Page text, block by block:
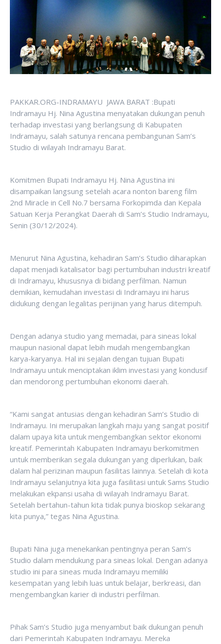
PAKKAR.ORG-INDRAMAYU JAWA BARAT :Bupati
Indramayu Hj. Nina Agustina menyatakan dukungan penuh
terhadap investasi yang berlangsung di Kabupaten
Indramayu, salah satunya rencana pembangunan Sam’s
Studio di wilayah Indramayu Barat.
Komitmen Bupati Indramayu Hj. Nina Agustina ini
disampaikan langsung setelah acara nonton bareng film
2nd Miracle in Cell No.7 bersama Forkopimda dan Kepala
Satuan Kerja Perangkat Daerah di Sam’s Studio Indramayu,
Senin (30/12/2024).
Menurut Nina Agustina, kehadiran Sam’s Studio diharapkan
dapat menjadi katalisator bagi pertumbuhan industri kreatif
di Indramayu, khususnya di bidang perfilman. Namun
demikian, kemudahan investasi di Indramayu ini harus
didukung dengan legalitas perijinan yang harus ditempuh.
Dengan adanya studio yang memadai, para sineas lokal
maupun nasional dapat lebih mudah mengembangkan
karya-karyanya. Hal ini sejalan dengan tujuan Bupati
Indramayu untuk menciptakan iklim investasi yang kondusif
dan mendorong pertumbuhan ekonomi daerah.
“Kami sangat antusias dengan kehadiran Sam’s Studio di
Indramayu. Ini merupakan langkah maju yang sangat positif
dalam upaya kita untuk mengembangkan sektor ekonomi
kreatif. Pemerintah Kabupaten Indramayu berkomitmen
untuk memberikan segala dukungan yang diperlukan, baik
dalam hal perizinan maupun fasilitas lainnya. Setelah di kota
Indramayu selanjutnya kita juga fasilitasi untuk Sams Studio
melakukan ekpansi usaha di wilayah Indramayu Barat.
Setelah bertahun-tahun kita tidak punya bioskop sekarang
kita punya,” tegas Nina Agustina.
Bupati Nina juga menekankan pentingnya peran Sam’s
Studio dalam mendukung para sineas lokal. Dengan adanya
studio ini para sineas muda Indramayu memiliki
kesempatan yang lebih luas untuk belajar, berkreasi, dan
mengembangkan karier di industri perfilman.
Pihak Sam’s Studio juga menyambut baik dukungan penuh
dari Pemerintah Kabupaten Indramayu. Mereka